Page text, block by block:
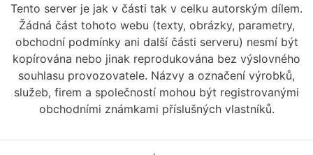
Tento server je jak v části tak v celku autorským dílem.
Žádná část tohoto webu (texty, obrázky, parametry,
obchodní podmínky ani další části serveru) nesmí být
kopírována nebo jinak reprodukována bez výslovného
souhlasu provozovatele. Názvy a označení výrobků,
služeb, firem a společností mohou být registrovanými
obchodními známkami příslušných vlastníků.